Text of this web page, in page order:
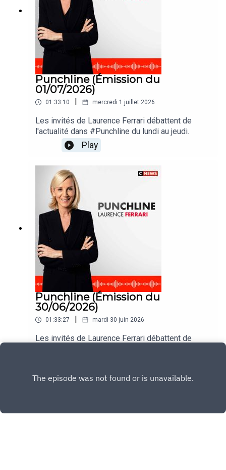
Punchline (Émission du
01/07/2026)
01:33:10 mercredi 1 juillet 2026
Les invités de Laurence Ferrari débattent de
l'actualité dans #Punchline du lundi au jeudi.
Play
Punchline (Émission du
30/06/2026)
01:33:27 mardi 30 juin 2026
Les invités de Laurence Ferrari débattent de